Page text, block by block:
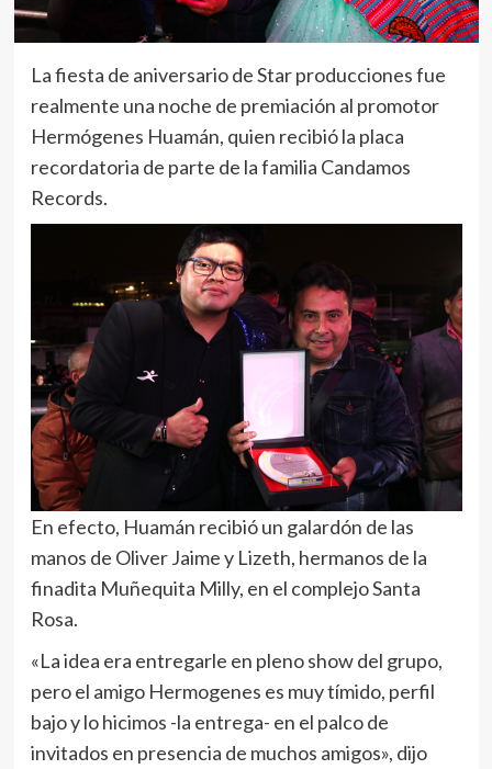
La fiesta de aniversario de Star producciones fue
realmente una noche de premiación al promotor
Hermógenes Huamán, quien recibió la placa
recordatoria de parte de la familia Candamos
Records.
En efecto, Huamán recibió un galardón de las
manos de Oliver Jaime y Lizeth, hermanos de la
finadita Muñequita Milly, en el complejo Santa
Rosa.
«La idea era entregarle en pleno show del grupo,
pero el amigo Hermogenes es muy tímido, perfil
bajo y lo hicimos -la entrega- en el palco de
invitados en presencia de muchos amigos», dijo